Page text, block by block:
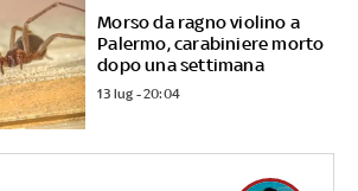
Morso da ragno violino a
Palermo, carabiniere morto
dopo una settimana
13 lug - 20:04